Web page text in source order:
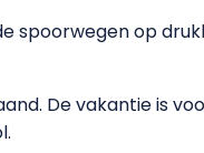
spoorwegen op
De vakantie is